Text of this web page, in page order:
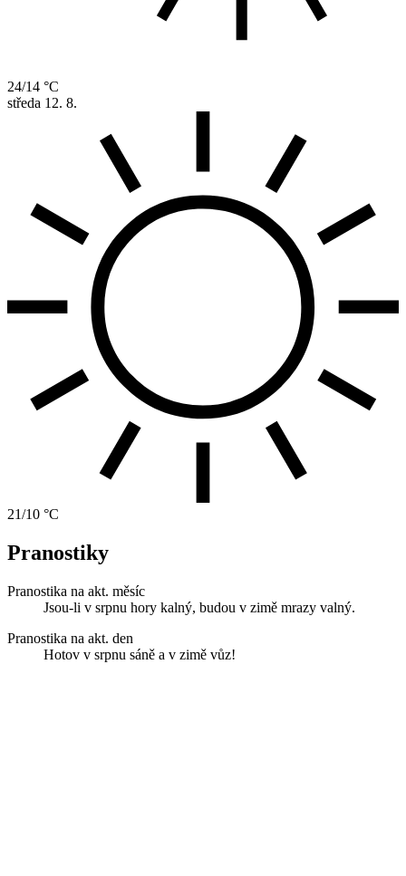
24/14 °C
středa 12. 8.
21/10 °C
Pranostiky
Pranostika na akt. měsíc
Jsou-li v srpnu hory kalný, budou v zimě mrazy valný.
Pranostika na akt. den
Hotov v srpnu sáně a v zimě vůz!